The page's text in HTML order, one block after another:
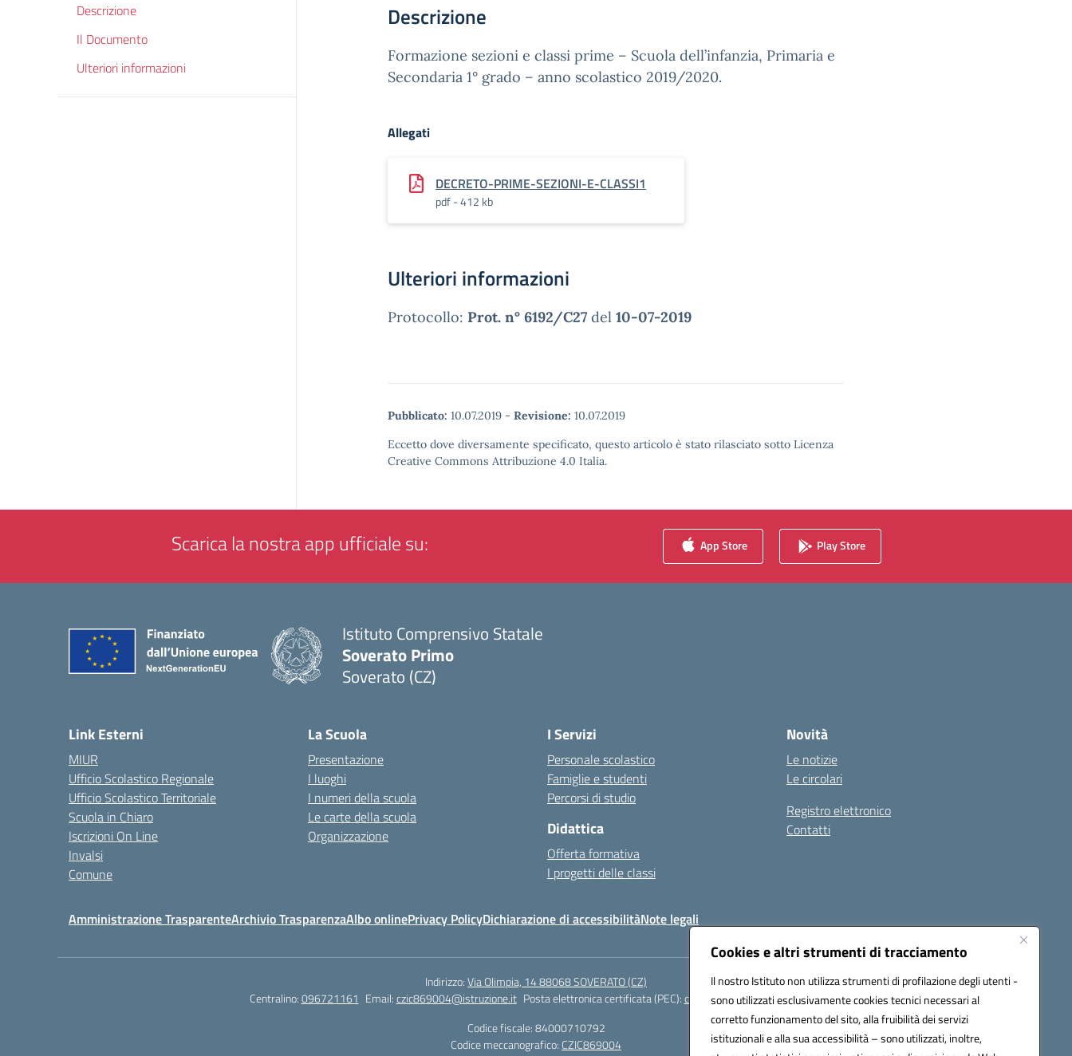
Cookies e altri strumenti di tracciamento
Il nostro Istituto non utilizza strumenti di profilazione degli utenti -
sono utilizzati esclusivamente cookies tecnici necessari al
corretto funzionamento del sito, alla fruibilità dei servizi
istituzionali e alla sua accessibilità – sono utilizzati, inoltre,
Descrizione
Il Documento
Ulteriori informazioni
Descrizione
Formazione sezioni e classi prime – Scuola dell’infanzia, Primaria e
Secondaria 1° grado – anno scolastico 2019/2020.
Allegati
DECRETO-PRIME-SEZIONI-E-CLASSI1
pdf - 412 kb
Ulteriori informazioni
Protocollo: Prot. n° 6192/C27 del 10-07-2019
Pubblicato: 10.07.2019 - Revisione: 10.07.2019
Eccetto dove diversamente specificato, questo articolo è stato rilasciato sotto Licenza
Creative Commons Attribuzione 4.0 Italia.
Scarica la nostra app ufficiale su: App Store Play Store
Istituto Comprensivo Statale
Soverato Primo
Soverato (CZ)
Link Esterni
MIUR
Ufficio Scolastico Regionale
Ufficio Scolastico Territoriale
Scuola in Chiaro
Iscrizioni On Line
Invalsi
Comune
La Scuola
Presentazione
I luoghi
I numeri della scuola
Le carte della scuola
Organizzazione
I Servizi
Personale scolastico
Famiglie e studenti
Percorsi di studio
Didattica
Offerta formativa
I progetti delle classi
Novità
Le notizie
Le circolari
Registro elettronico
Contatti
Amministrazione TrasparenteArchivio TrasparenzaAlbo onlinePrivacy PolicyDichiarazione di accessibilitàNote legali
Indirizzo:Via Olimpia, 14 88068 SOVERATO (CZ)
Centralino:096721161 Email:czic869004@istruzione.it Posta elettronica certificata (PEC):czic869004@pec.istruzione.it
Codice fiscale: 84000710792
Codice meccanografico: CZIC869004